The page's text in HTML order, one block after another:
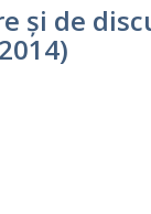
și de